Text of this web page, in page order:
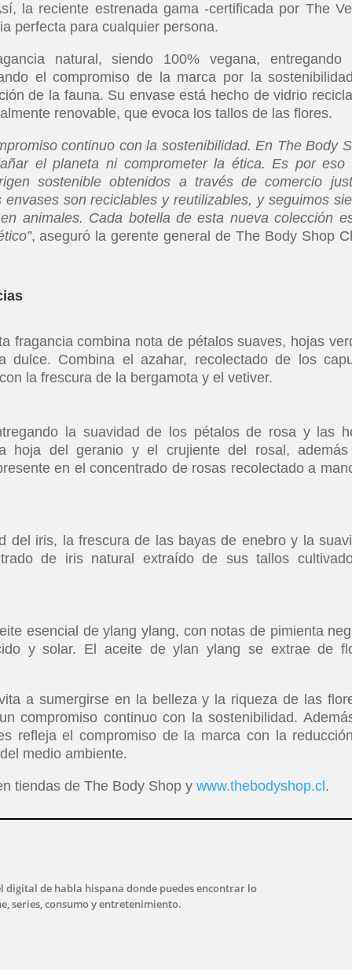
la reciente estrenada gama -certificada por The
perfecta para cualquier persona.
natural, siendo 100% vegana, entregando
el compromiso de la marca por la
de la fauna. Su envase está hecho de vidrio
renovable, que evoca los tallos de las flores.
continuo con la sostenibilidad. En The Body
el planeta ni comprometer la ética. Es por eso
sostenible obtenidos a través de comercio
son reciclables y reutilizables, y seguimos
animales. Cada botella de esta nueva colección
, aseguró la gerente general de The Body Shop
fragancia combina nota de pétalos suaves, hojas
dulce. Combina el azahar, recolectado de los
la frescura de la bergamota y el vetiver.
la suavidad de los pétalos de rosa y las
hoja del geranio y el crujiente del rosal,
en el concentrado de rosas recolectado a
del iris, la frescura de las bayas de enebro y la
de iris natural extraído de sus tallos
esencial de ylang ylang, con notas de pimienta
y solar. El aceite de ylan ylang se extrae de
a sumergirse en la belleza y la riqueza de las
compromiso continuo con la sostenibilidad.
refleja el compromiso de la marca con la
medio ambiente.
tiendas de The Body Shop ywww.thebodyshop.cl.
digital de habla hispana donde puedes encontrar lo
series, consumo y entretenimiento.